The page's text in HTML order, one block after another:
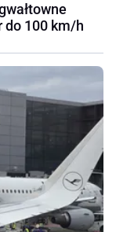
do 100 km/h